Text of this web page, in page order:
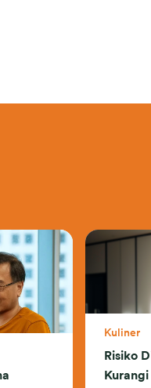
Kuliner
Risiko